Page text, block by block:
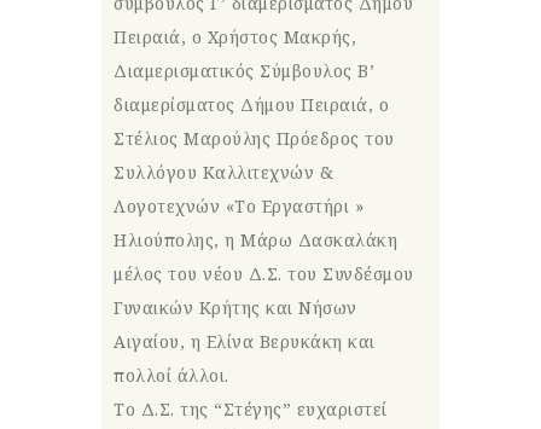
Πειραιά, ο Χρήστος Μακρής,
Διαμερισματικός Σύμβουλος Β’
διαμερίσματος Δήμου Πειραιά, ο
Στέλιος Μαρούλης Πρόεδρος του
Συλλόγου Καλλιτεχνών &
Λογοτεχνών «Το Εργαστήρι »
Ηλιούπολης, η Μάρω Δασκαλάκη
μέλος του νέου Δ.Σ. του Συνδέσμου
Γυναικών Κρήτης και Νήσων
Αιγαίου, η Ελίνα Βερυκάκη και
πολλοί άλλοι.
Το Δ.Σ. της “Στέγης” ευχαριστεί